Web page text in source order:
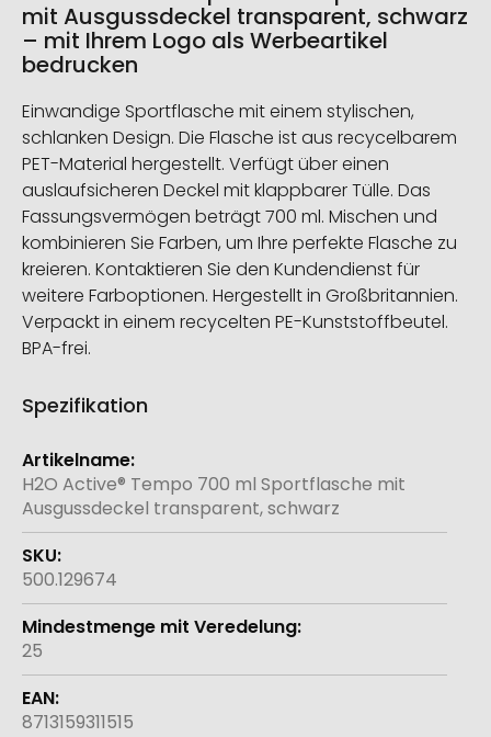
mit Ausgussdeckel transparent, schwarz
– mit Ihrem Logo als Werbeartikel
bedrucken
Einwandige Sportflasche mit einem stylischen,
schlanken Design. Die Flasche ist aus recycelbarem
PET-Material hergestellt. Verfügt über einen
auslaufsicheren Deckel mit klappbarer Tülle. Das
Fassungsvermögen beträgt 700 ml. Mischen und
kombinieren Sie Farben, um Ihre perfekte Flasche zu
kreieren. Kontaktieren Sie den Kundendienst für
weitere Farboptionen. Hergestellt in Großbritannien.
Verpackt in einem recycelten PE-Kunststoffbeutel.
BPA-frei.
Spezifikation
Weitere
Informationen
H2O Active® Tempo 700 ml Sportflasche mit
Ausgussdeckel transparent, schwarz
500.129674
25
8713159311515